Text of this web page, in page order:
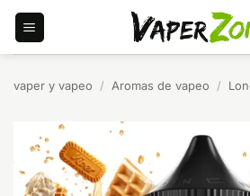
Saltar
contenido
vaper y vapeo / Aromas de vapeo /